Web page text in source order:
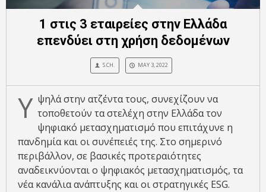
1 στις 3 εταιρείες στην Ελλάδα
επενδύει στη χρήση δεδομένων
S.CH. MAY 3, 2022
Υ ψηλά στην ατζέντα τους, συνεχίζουν να
τοποθετούν τα στελέχη στην Ελλάδα τον
ψηφιακό μετασχηματισμό που επιτάχυνε η
πανδημία και οι συνέπειές της. Στο σημερινό
περιβάλλον, σε βασικές προτεραιότητες
αναδεικνύονται ο ψηφιακός μετασχηματισμός, τα
νέα κανάλια ανάπτυξης και οι στρατηγικές ESG.